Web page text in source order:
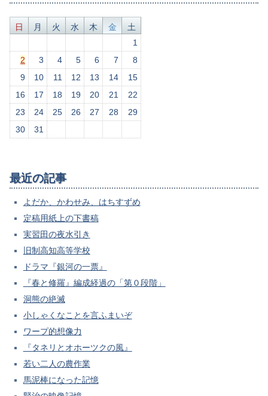
日 月 火 水 木 金
土
1
2
3 4 5 6 7
8
9
10 11 12 13 14
15
16
17 18 19 20 21
22
23
24 25 26 27 28
29
30
31
最近の記事
よだか、かわせみ、はちすずめ
定稿用紙上の下書稿
実習田の夜水引き
旧制高知高等学校
ドラマ『銀河の一票』
『春と修羅』編成経過の「第０段階」
洞熊の絶滅
小しゃくなことを言ふまいぞ
ワープ的想像力
『タネリとオホーツクの風』
若い二人の農作業
馬泥棒になった記憶